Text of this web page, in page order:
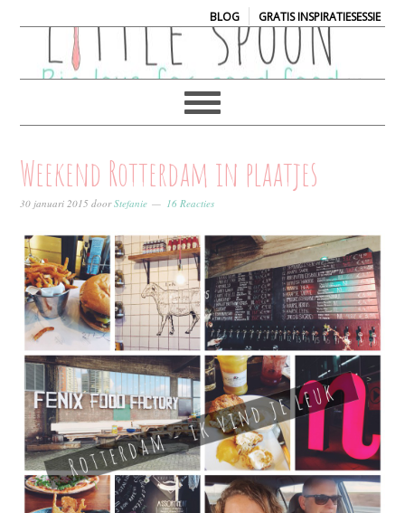
BLOG| GRATIS INSPIRATIESESSIE
Weekend Rotterdam in plaatjes
30 januari 2015 doorStefanie 16 Reacties